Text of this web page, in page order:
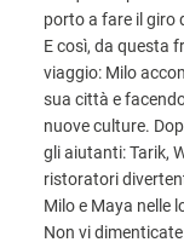
porto a fare il giro
E così, da questa
viaggio: Milo
sua città e
nuove culture.
gli aiutanti: Tarik,
ristoratori
Milo e Maya nelle
Non vi